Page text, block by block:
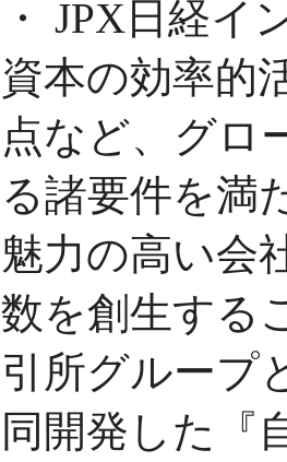
・ JPX日経イ
資本の効率的
点など、グロ
る諸要件を満
魅力の高い会
数を創生する
引所グループ
同開発した『